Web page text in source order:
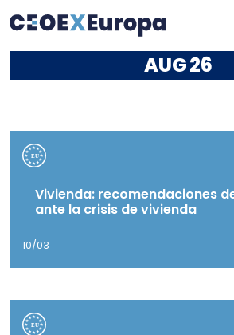
AUG26
Vivienda: recomendaciones
ante la crisis de vivienda
10/03